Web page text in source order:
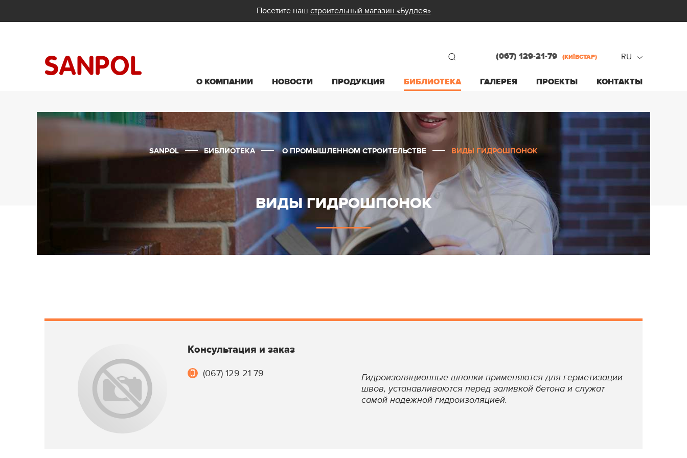
Посетите наш строительный магазин «Будлея»
О КОМПАНИИ НОВОСТИ ПРОДУКЦИЯ БИБЛИОТЕКА ГАЛЕРЕЯ ПРОЕКТЫ КОНТАКТЫ
(067) 129-21-79 (КИЇВСТАР)
RU
ua
ВИДЫ ГИДРОШПОНОК
SANPOL БИБЛИОТЕКА О ПРОМЫШЛЕННОМ СТРОИТЕЛЬСТВЕ ВИДЫ ГИДРОШПОНОК
Консультация и заказ
(067) 129 21 79
Гидроизоляционные шпонки применяются для герметизации
швов, устанавливаются перед заливкой бетона и служат
самой надежной гидроизоляцией.